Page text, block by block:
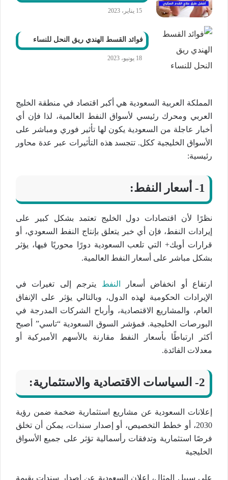
15 يناير، 2023
فوائد القسط الهندي ريق النحل للنساء
18 يونيو، 2023
المملكة العربية السعودية هي أكبر اقتصاد في منطقة الخليج
العربي ومحرك رئيسي لأسواق النفط العالمية، لذا فإن أي
أخبار عاجلة من السعودية يكون لها تأثير فوري ومباشر على
الأسواق الخليجية ككل. تتجسد هذه التأثيرات عبر عدة محاور
رئيسية:
1- أسعار النفط:
نظرًا لأن اقتصادات دول الخليج تعتمد بشكل كبير على
إيرادات النفط، فإن أي خبر يتعلق بإنتاج النفط السعودي، أو
قرارات أوبك+ التي تلعب السعودية دورًا محوريًا فيها، يؤثر
بشكل مباشر على أسعار النفط العالمية.
ارتفاع أو انخفاض أسعار النفط يترجم إلى تغيرات في
الإيرادات الحكومية لهذه الدول، وبالتالي يؤثر على الإنفاق
العام، والمشاريع الاقتصادية، وأرباح الشركات المدرجة في
البورصات الخليجية. فمؤشر السوق السعودية “تاسي” أصبح
أكثر ارتباطًا بأسعار النفط مقارنة بالأسهم الأميركية أو
معدلات الفائدة.
2- السياسات الاقتصادية والاستثمارية:
إعلانات السعودية عن مشاريع استثمارية ضخمة ضمن رؤية
2030، أو خطط التخصيص، أو إصدار سندات، يمكن أن تخلق
فرصًا استثمارية وتدفقات رأسمالية تؤثر على جميع الأسواق
الخليجية
على سبيل المثال، إعلان السعودية عن إصدار سندات بقيمة